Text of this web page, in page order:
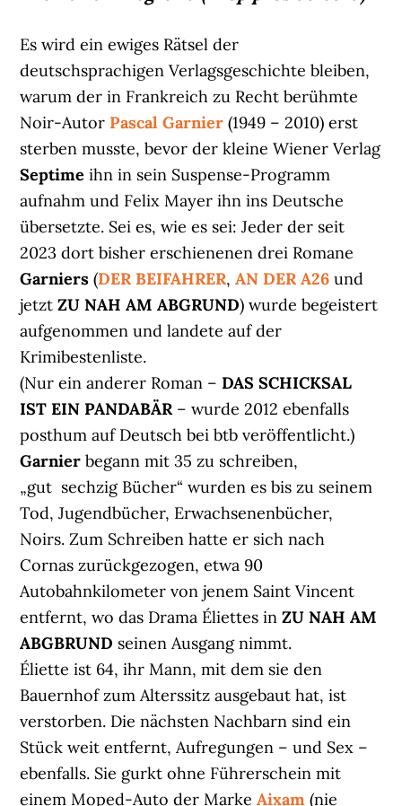
Es wird ein ewiges Rätsel der
deutschsprachigen Verlagsgeschichte bleiben,
warum der in Frankreich zu Recht berühmte
Noir-Autor Pascal Garnier (1949 – 2010) erst
sterben musste, bevor der kleine Wiener Verlag
Septime ihn in sein Suspense-Programm
aufnahm und Felix Mayer ihn ins Deutsche
übersetzte. Sei es, wie es sei: Jeder der seit
2023 dort bisher erschienenen drei Romane
Garniers(DER BEIFAHRER,AN DER A26 und
jetztZU NAH AM ABGRUND) wurde begeistert
aufgenommen und landete auf der
Krimibestenliste.
(Nur ein anderer Roman –DAS SCHICKSAL
IST EIN PANDABÄR– wurde 2012 ebenfalls
posthum auf Deutsch bei btb veröffentlicht.)
Garnierbegann mit 35 zu schreiben,
„gut sechzig Bücher“ wurden es bis zu seinem
Tod, Jugendbücher, Erwachsenenbücher,
Noirs. Zum Schreiben hatte er sich nach
Cornas zurückgezogen, etwa 90
Autobahnkilometer von jenem Saint Vincent
entfernt, wo das Drama Éliettes inZU NAH AM
ABGBRUND seinen Ausgang nimmt.
Éliette ist 64, ihr Mann, mit dem sie den
Bauernhof zum Alterssitz ausgebaut hat, ist
verstorben. Die nächsten Nachbarn sind ein
Stück weit entfernt, Aufregungen – und Sex –
ebenfalls. Sie gurkt ohne Führerschein mit
einem Moped-Auto der MarkeAixam (nie